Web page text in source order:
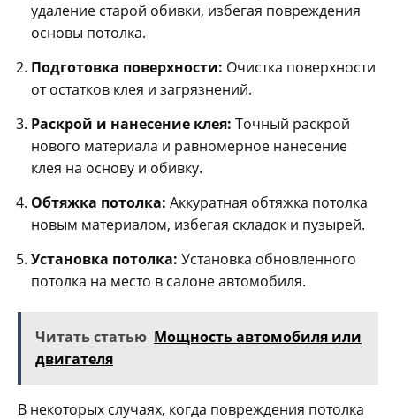
удаление старой обивки, избегая повреждения
основы потолка.
Подготовка поверхности: Очистка поверхности
от остатков клея и загрязнений.
Раскрой и нанесение клея: Точный раскрой
нового материала и равномерное нанесение
клея на основу и обивку.
Обтяжка потолка: Аккуратная обтяжка потолка
новым материалом, избегая складок и пузырей.
Установка потолка: Установка обновленного
потолка на место в салоне автомобиля.
Читать статью Мощность автомобиля или
двигателя
В некоторых случаях, когда повреждения потолка